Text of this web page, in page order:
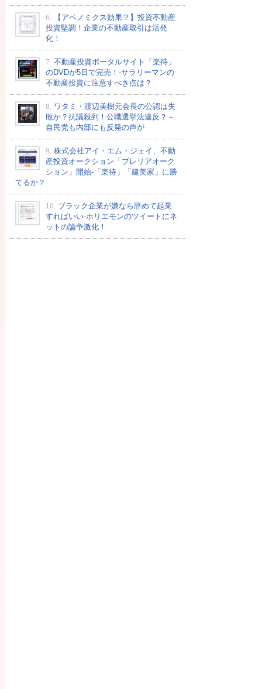
6.
【アベノミクス効果？】投資不動産
投資堅調！企業の不動産取引は活発
化！
7. 不動産投資ポータルサイト「楽待」
のDVDが5日で完売！-サラリーマンの
不動産投資に注意すべき点は？
8. ワタミ・渡辺美樹元会長の公認は失
敗か？抗議殺到！公職選挙法違反？－
自民党も内部にも反発の声が
9. 株式会社アイ・エム・ジェイ、不動
産投資オークション「プレリアオーク
ション」開始-「楽待」「建美家」に勝
てるか？
10. ブラック企業が嫌なら辞めて起業
すればいい-ホリエモンのツイートにネ
ットの論争激化！